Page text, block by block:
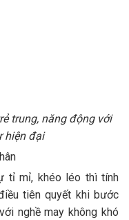
trung, năng động với
hiện đại
tỉ mỉ, khéo léo thì tính
tiên quyết khi bước
nghề may không khó